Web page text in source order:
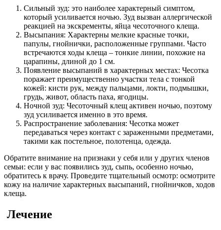
Сильный зуд: это наиболее характерный симптом,
который усиливается ночью. Зуд вызван аллергической
реакцией на экскременты, яйца чесоточного клеща.
Высыпания: Характерны мелкие красные точки,
папулы, гнойнички, расположенные группами. Часто
встречаются ходы клеща – тонкие линии, похожие на
царапины, длиной до 1 см.
Появление высыпаний в характерных местах: Чесотка
поражает преимущественно участки тела с тонкой
кожей: кисти рук, между пальцами, локти, подмышки,
грудь, живот, область паха, ягодицы.
Ночной зуд: Чесоточный клещ активен ночью, поэтому
зуд усиливается именно в это время.
Распространение заболевания: Чесотка может
передаваться через контакт с зараженными предметами,
такими как постельное, полотенца, одежда.
Обратите внимание на признаки у себя или у других членов
семьи: если у вас появились зуд, сыпь, особенно ночью,
обратитесь к врачу. Проведите тщательный осмотр: осмотрите
кожу на наличие характерных высыпаний, гнойничков, ходов
клеща.
Лечение